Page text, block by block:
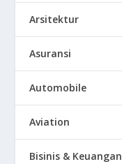
Arsitektur
Asuransi
Automobile
Aviation
Bisinis & Keuangan